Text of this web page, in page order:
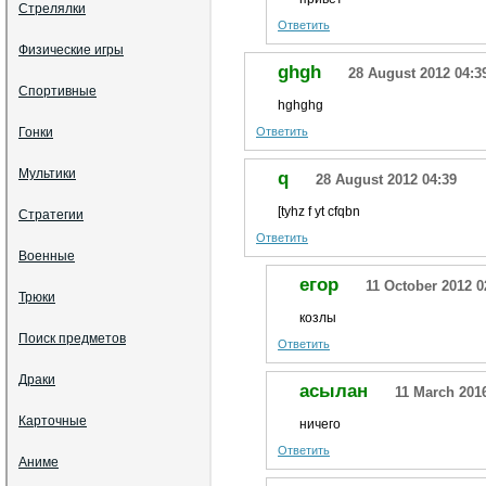
Ответить
ghgh 28 August 2012
hghghg
Ответить
q 28 August 2012 04:39
[tyhz f yt cfqbn
Ответить
егор 11 October 2012
козлы
Ответить
асылан 11 March
ничего
Ответить
Стрелялки
Физические игры
Спортивные
Гонки
Мультики
Стратегии
Военные
Трюки
Поиск предметов
Драки
Карточные
Аниме